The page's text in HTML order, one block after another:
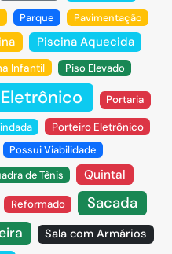
Parque Pavimentação
Piscina Aquecida
Infantil Piso Elevado
Portaria
Porteiro Eletrônico
Possui Viabilidade
de Tênis Quintal
Reformado Sacada
Sala com Armários